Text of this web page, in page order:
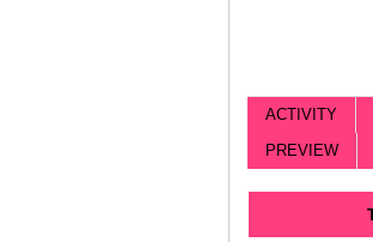
ACTIVITY
PREVIEW